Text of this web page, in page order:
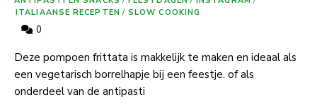
ITALIAANSE RECEPTEN / SLOW COOKING
0
Deze pompoen frittata is makkelijk te maken en ideaal als
een vegetarisch borrelhapje bij een feestje. of als
onderdeel van de antipasti